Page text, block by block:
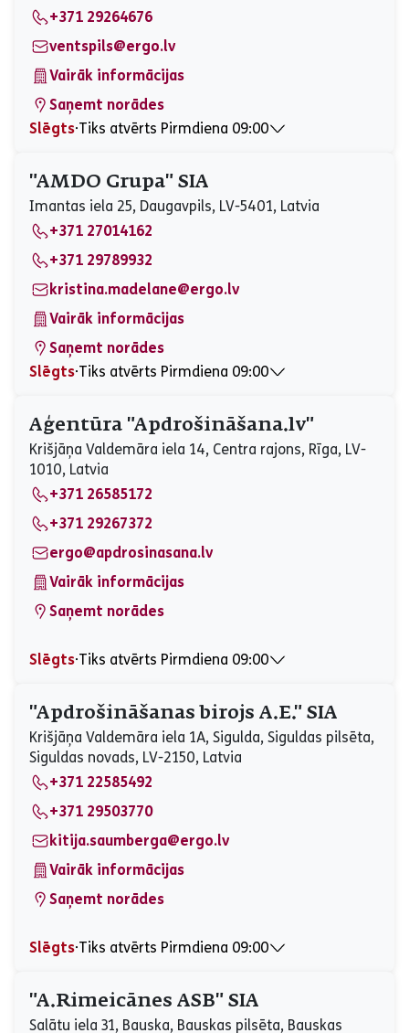
Sestdiena
Slēgts
Svētdiena
+371 29264676
ventspils@ergo.lv
Vairāk informācijas
Saņemt norādes
Slēgts⋅Tiks atvērts Pirmdiena 09:00
Otrdiena
09:00 - 17:00
Trešdiena
09:00 - 17:00
Ceturtdiena
09:00 - 17:00
Piektdiena
09:00 - 17:00
Sestdiena
Slēgts
Svētdiena
"AMDO Grupa" SIA
Imantas iela 25, Daugavpils, LV-5401, Latvia
+371 27014162
+371 29789932
kristina.madelane@ergo.lv
Vairāk informācijas
Saņemt norādes
Slēgts⋅Tiks atvērts Pirmdiena 09:00
Otrdiena
09:00 - 17:00
Trešdiena
09:00 - 17:00
Ceturtdiena
09:00 - 17:00
Piektdiena
Sestdiena
Slēgts
Svētdiena
Slēgts
Aģentūra "Apdrošināšana.lv"
Krišjāņa Valdemāra iela 14, Centra rajons, Rīga, LV-
1010, Latvia
+371 26585172
+371 29267372
ergo@apdrosinasana.lv
Vairāk informācijas
Saņemt norādes
Slēgts⋅Tiks atvērts Pirmdiena 09:00
Otrdiena
09:00 - 13:00, 14:00 - 17:00
Trešdiena
09:00 - 13:00, 14:00 - 17:00
Ceturtdiena
09:00 - 13:00, 14:00 - 17:00
Piektdiena
09:00 - 13:00, 14:00 - 17:00
Sestdiena
Slēgts
Svētdiena
Slēgts
"Apdrošināšanas birojs A.E." SIA
Krišjāņa Valdemāra iela 1A, Sigulda, Siguldas pilsēta,
Siguldas novads, LV-2150, Latvia
+371 22585492
+371 29503770
kitija.saumberga@ergo.lv
Vairāk informācijas
Saņemt norādes
Slēgts⋅Tiks atvērts Pirmdiena 09:00
Otrdiena
09:00 - 15:00
Trešdiena
09:00 - 15:00
"A.Rimeicānes ASB" SIA
Salātu iela 31, Bauska, Bauskas pilsēta, Bauskas